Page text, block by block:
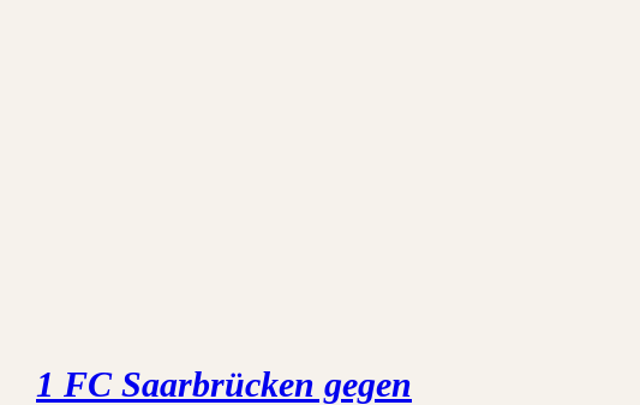
1 FC Saarbrücken gegen